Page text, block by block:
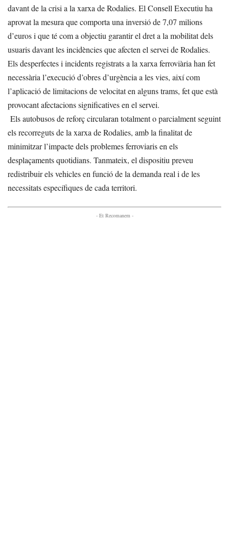
davant de la crisi a la xarxa de Rodalies. El Consell Executiu ha
aprovat la mesura que comporta una inversió de 7,07 milions
d’euros i que té com a objectiu garantir el dret a la mobilitat dels
usuaris davant les incidències que afecten el servei de Rodalies.
Els desperfectes i incidents registrats a la xarxa ferroviària han fet
necessària l’execució d’obres d’urgència a les vies, així com
l’aplicació de limitacions de velocitat en alguns trams, fet que està
provocant afectacions significatives en el servei.
Els autobusos de reforç circularan totalment o parcialment seguint
els recorreguts de la xarxa de Rodalies, amb la finalitat de
minimitzar l’impacte dels problemes ferroviaris en els
desplaçaments quotidians. Tanmateix, el dispositiu preveu
redistribuir els vehicles en funció de la demanda real i de les
necessitats específiques de cada territori.
- Et Recomanem -